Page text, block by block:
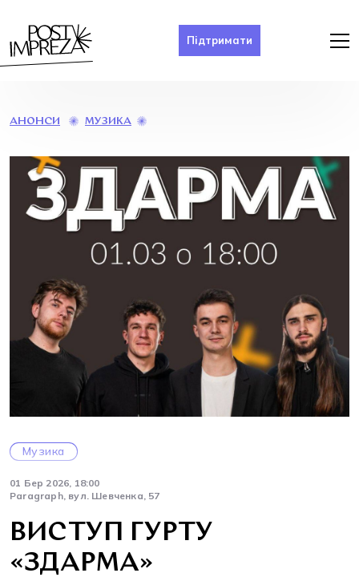
Підтримати
АНОНСИ МУЗИКА
Музика
01 Бер 2026, 18:00
Paragraph, вул. Шевченка, 57
ВИСТУП ГУРТУ
«ЗДАРМА»